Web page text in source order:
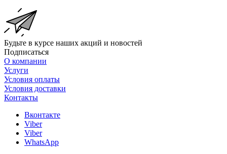
Будьте в курсе наших акций и новостей
Подписаться
О компании
Услуги
Условия оплаты
Условия доставки
Контакты
Вконтакте
Viber
Viber
WhatsApp